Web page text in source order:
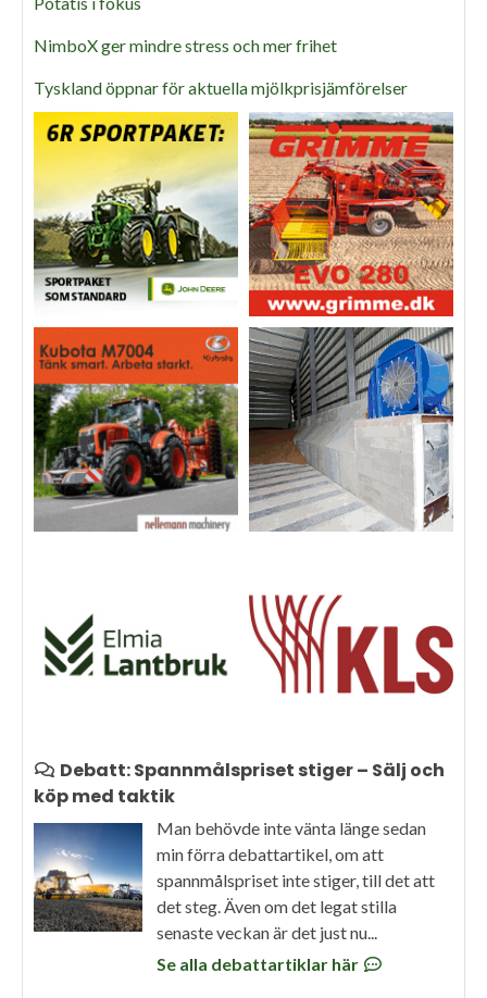
NimboX ger mindre stress och mer frihet
Tyskland öppnar för aktuella mjölkprisjämförelser
Debatt: Spannmålspriset stiger – Sälj och
köp med taktik
Man behövde inte vänta länge sedan
min förra debattartikel, om att
spannmålspriset inte stiger, till det att
det steg. Även om det legat stilla
senaste veckan är det just nu...
Se alla debattartiklar här